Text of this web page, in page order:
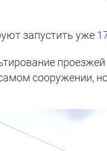
запустить уже
сооружении,